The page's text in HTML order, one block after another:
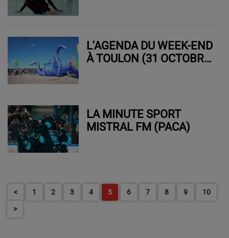
L'AGENDA DU WEEK-END
À TOULON (31 OCTOBRE,
LA MINUTE SPORT
MISTRAL FM (PACA)
< 1 2 3 4 5 6 7 8 9 10
>